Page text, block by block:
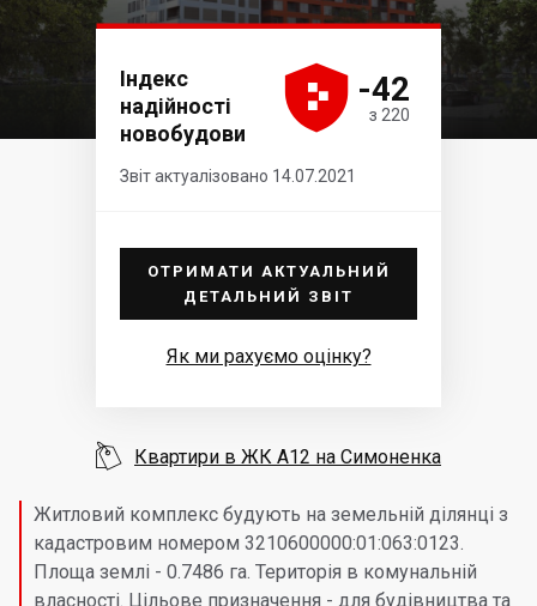
Житловий комплекс будують на земельній ділянці з
кадастровим номером 3210600000:01:063:0123.
Площа землі - 0.7486 га. Територія в комунальній
власності. Цільове призначення - для будівництва та
Індекс
надійності
новобудови




 -42
з 220
Звіт актуалізовано 14.07.2021
ОТРИМАТИ АКТУАЛЬНИЙ
ДЕТАЛЬНИЙ ЗВІТ
Як ми рахуємо оцінку?
 Квартири в ЖК А12 на Симоненка